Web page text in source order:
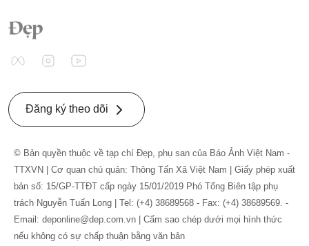
Đăng ký theo dõi
© Bản quyền thuộc về tạp chí Đẹp, phụ san của Báo Ảnh Việt Nam -
TTXVN | Cơ quan chủ quản: Thông Tấn Xã Việt Nam | Giấy phép xuất
bản số: 15/GP-TTĐT cấp ngày 15/01/2019 Phó Tổng Biên tập phụ
trách Nguyễn Tuấn Long | Tel: (+4) 38689568 - Fax: (+4) 38689569. -
Email: deponline@dep.com.vn | Cấm sao chép dưới mọi hình thức
nếu không có sự chấp thuận bằng văn bản